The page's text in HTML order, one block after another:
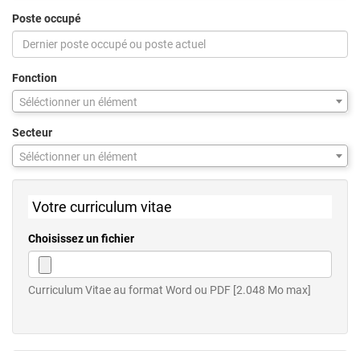
Poste occupé
Fonction
Séléctionner un élément
Secteur
Séléctionner un élément
Votre curriculum vitae
Choisissez un fichier
Curriculum Vitae au format Word ou PDF [2.048 Mo max]